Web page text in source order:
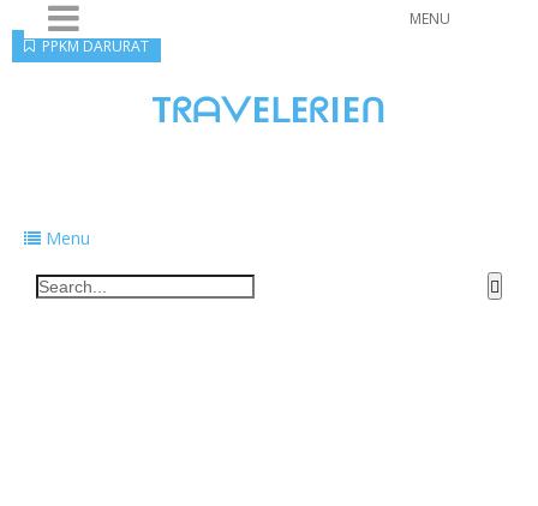
MENU
TᖇᗩᐯEᒪEᖇIEᑎ
Menu
PPKM DARURAT